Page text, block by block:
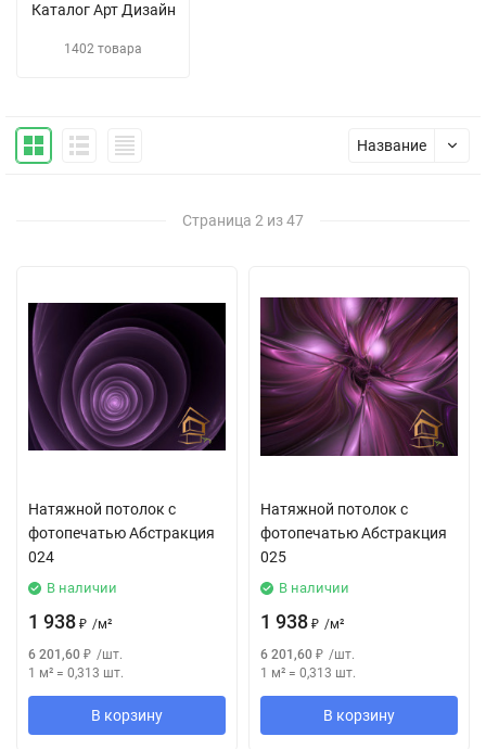
Каталог Арт Дизайн
1402 товара
Название
Страница 2 из 47
Натяжной потолок с
фотопечатью Абстракция
024
В наличии
1 938 ₽ /м²
6 201,60 ₽ /шт.
1 м² = 0,313 шт.
В корзину
Натяжной потолок с
фотопечатью Абстракция
025
В наличии
1 938 ₽ /м²
6 201,60 ₽ /шт.
1 м² = 0,313 шт.
В корзину